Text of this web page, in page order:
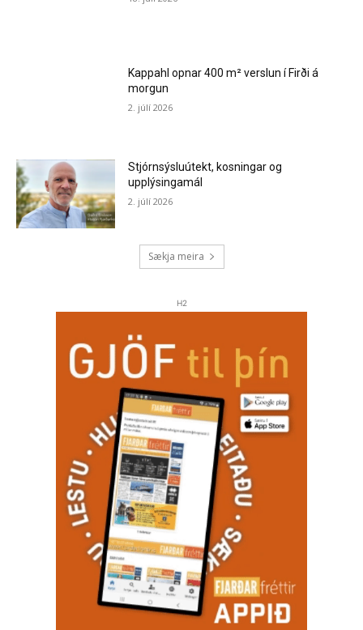
Kappahl opnar 400 m² verslun í Firði á
morgun
2. júlí 2026
Stjórnsýsluútekt, kosningar og
upplýsingamál
2. júlí 2026
Sækja meira
H2